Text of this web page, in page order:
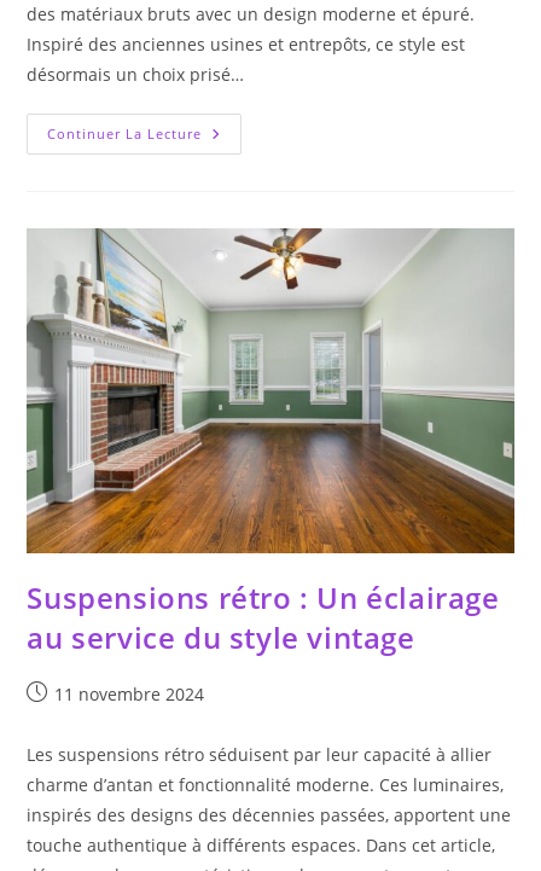
des matériaux bruts avec un design moderne et épuré.
Inspiré des anciennes usines et entrepôts, ce style est
désormais un choix prisé…
Continuer La Lecture Comment
Ajouter
Votre
Maison
Suspensions rétro : Un éclairage
au service du style vintage
Publication
11 novembre 2024
Les suspensions rétro séduisent par leur capacité à allier
charme d’antan et fonctionnalité moderne. Ces luminaires,
inspirés des designs des décennies passées, apportent une
touche authentique à différents espaces. Dans cet article,